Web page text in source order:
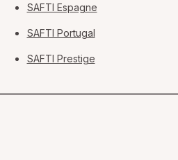
SAFTI Espagne
SAFTI Portugal
SAFTI Prestige